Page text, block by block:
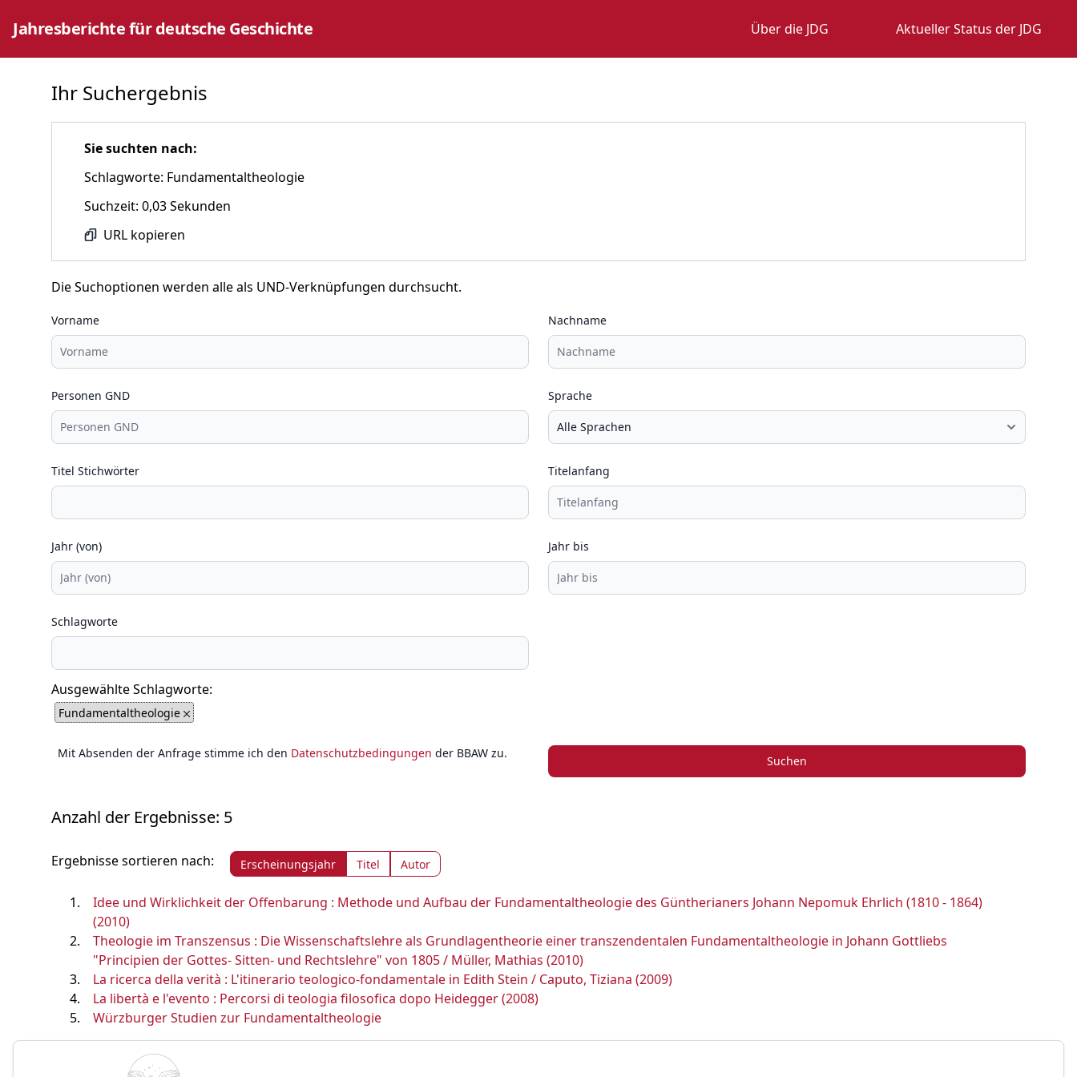
Jahresberichte für deutsche Geschichte Über die JDG Aktueller Status der JDG
Ihr Suchergebnis
Sie suchten nach:
Schlagworte: Fundamentaltheologie
Suchzeit: 0,03 Sekunden
URL kopieren
Die Suchoptionen werden alle als UND-Verknüpfungen durchsucht.
Vorname Nachname
Personen GND Sprache
Titel Stichwörter Titelanfang
Jahr (von) Jahr bis
Schlagworte
Ausgewählte Schlagworte:
Fundamentaltheologie
Mit Absenden der Anfrage stimme ich den Datenschutzbedingungen der BBAW zu.
Suchen
Anzahl der Ergebnisse: 5
Ergebnisse sortieren nach: Erscheinungsjahr Titel Autor
Idee und Wirklichkeit der Offenbarung : Methode und Aufbau der Fundamentaltheologie des Güntherianers Johann Nepomuk Ehrlich (1810 - 1864)
(2010)
Theologie im Transzensus : Die Wissenschaftslehre als Grundlagentheorie einer transzendentalen Fundamentaltheologie in Johann Gottliebs
"Principien der Gottes- Sitten- und Rechtslehre" von 1805 / Müller, Mathias (2010)
La ricerca della verità : L'itinerario teologico-fondamentale in Edith Stein / Caputo, Tiziana (2009)
La libertà e l'evento : Percorsi di teologia filosofica dopo Heidegger (2008)
Würzburger Studien zur Fundamentaltheologie